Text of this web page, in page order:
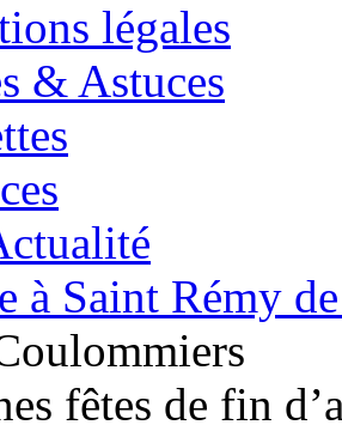
légales
& Astuces
à Saint Rémy
fêtes de fin